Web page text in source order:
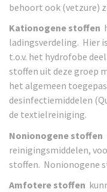
behoort ook (vetzure)
Kationogene stoffen
ladingsverdeling. Hier
t.o.v. het hydrofobe deel.
stoffen uit deze groep
het algemeen
desinfectiemiddelen
de textielreiniging.
Nonionogene stoffen
reinigingsmiddelen,
stoffen. Nonionogene
Amfotere stoffen